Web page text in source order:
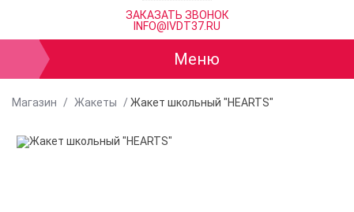
ЗАКАЗАТЬ ЗВОНОК
INFO@IVDT37.RU
Меню
Магазин / Жакеты /Жакет школьный "HEARTS"